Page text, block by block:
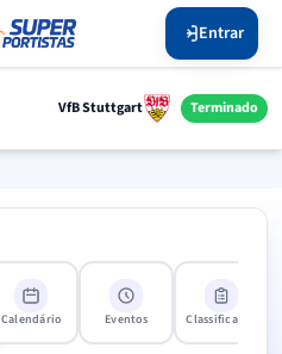
Entrar
VfB Stuttgart Terminado
Calendário Eventos Classificação